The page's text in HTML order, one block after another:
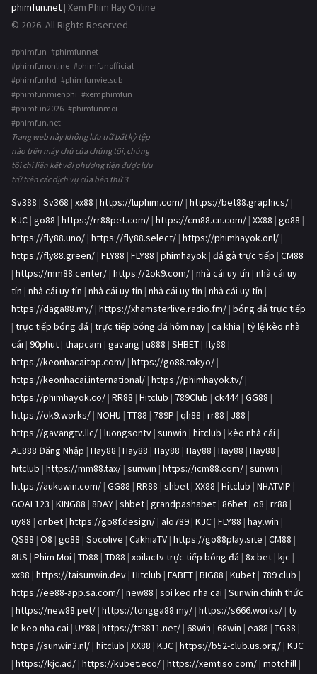
phimfun.net | Xem Phim Hay Online
© 2026. All Rights Reserved
#phimfun #phimfunnet
#phimfunonline #phimfunofficial
#phimfunhd #phimfunvietsub
#phimfunmienphi #xemphimfun
#phimfun2026 #phimfunmoi
#phimfun.net
Trang web này không lưu trữ bất kỳ tệp
nào trên máy chủ của chúng tôi, chúng
tôi chỉ liên kết với phương tiện được lưu
trữ trên các dịch vụ của bên thứ 3.
Sv388 | Sv368 | xx88 | https://luphim.com/ | https://bet88.graphics/ |
KJC | go88 | https://rr88pet.com/ | https://cm88.cn.com/ | XX88 | go88 |
https://fly88.uno/ | https://fly88.select/ | https://phimhayok.onl/ |
https://fly88.green/ | FLY88 | FLY88 | phimhayok | đá gà trực tiếp | CM88
| https://mm88.center/ | https://2ok9.com/ | nhà cái uy tín | nhà cái uy
tín | nhà cái uy tín | nhà cái uy tín | nhà cái uy tín | nhà cái uy tín |
https://daga88.my/ | https://xhamsterlive.radio.fm/ | bóng đá trực tiếp
| trực tiếp bóng đá | trực tiếp bóng đá hôm nay | ca khia | tỷ lệ kèo nhà
cái | 90phut | thapcam | gavang | u888 | SHBET | fly88 |
https://keonhacaitop.com/ | https://go88.tokyo/ |
https://keonhacai.international/ | https://phimhayok.tv/ |
https://phimhayok.co/ | RR88 | Hitclub | 789Club | ck444| GG88 |
https://ok9.works/ | NOHU | TT88 | 789P | qh88 | rr88 | J88 |
https://gavangtv.llc/ | luongsontv | sunwin | hitclub | kèo nhà cái |
AE888 Đăng Nhập | Hay88 | Hay88 | Hay88 | Hay88 | Hay88 | Hay88 |
hitclub | https://mm88.tax/ | sunwin | https://icm88.com/ | sunwin |
https://aukuwin.com/ | GG88 | RR88 | shbet | XX88 | Hitclub | NHATVIP |
GOAL123 | KING88 | 8DAY | shbet | grandpashabet | 86bet | o8 | rr88 |
uy88 | onbet | https://go8f.design/ | alo789 | KJC | FLY88 | hay.win |
QS88 | O8 | go88 | Socolive | CakhiaTV | https://go88play.site | CM88 |
8US | Phim Moi | TD88 | TD88 | xoilactv trực tiếp bóng đá | 8x bet | kjc |
xx88 | https://taisunwin.dev | Hitclub | FABET | BIG88 | Kubet | 789 club |
https://ee88-app.sa.com/ | new88 | soi keo nha cai | Sunwin chính thức
| https://new88.pet/ | https://tongga88.my/ | https://s666.works/ | ty
le keo nha cai | UY88 | https://tt8811.net/ | 68win | 68win | ea88 | TG88 |
https://sunwin3.nl/ | hitclub | XX88 | KJC | https://b52-club.us.org/ | KJC
| https://kjc.ad/ | https://kubet.eco/ | https://xemtiso.com/ | motchill |